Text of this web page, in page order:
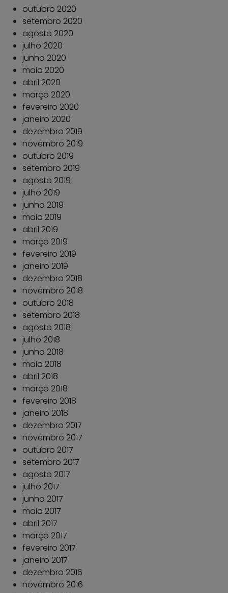
outubro 2020
setembro 2020
agosto 2020
julho 2020
junho 2020
maio 2020
abril 2020
março 2020
fevereiro 2020
janeiro 2020
dezembro 2019
novembro 2019
outubro 2019
setembro 2019
agosto 2019
julho 2019
junho 2019
maio 2019
abril 2019
março 2019
fevereiro 2019
janeiro 2019
dezembro 2018
novembro 2018
outubro 2018
setembro 2018
agosto 2018
julho 2018
junho 2018
maio 2018
abril 2018
março 2018
fevereiro 2018
janeiro 2018
dezembro 2017
novembro 2017
outubro 2017
setembro 2017
agosto 2017
julho 2017
junho 2017
maio 2017
abril 2017
março 2017
fevereiro 2017
janeiro 2017
dezembro 2016
novembro 2016